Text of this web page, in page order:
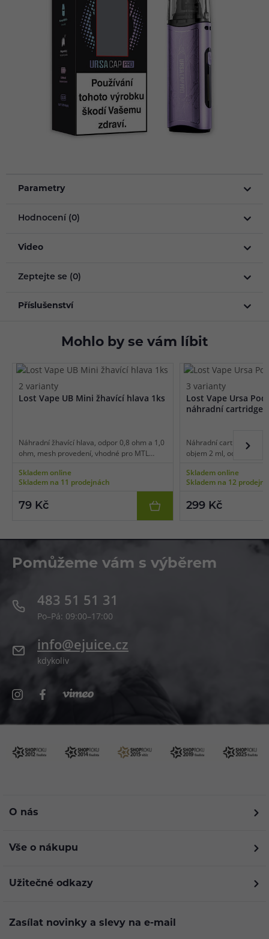
Parametry
Hodnocení (0)
Video
Zeptejte se (0)
Příslušenství
Mohlo by se vám líbit
2 varianty
Lost Vape UB Mini žhavící hlava 1ks
Náhradní žhavící hlava, odpor 0,8 ohm a 1,0
ohm, mesh provedení, vhodné pro MTL
Skladem online
Skladem na 11 prodejnách
79 Kč
3 varianty
Lost Vape Ursa Pod
náhradní cartridge
Náhradní cartridge s
objem 2 ml, odpor 0,6
části, vhodné pro MTL/
balení.
Skladem online
Skladem na 12
299 Kč
Pomůžeme vám s výběrem
483 51 51 31
Po–Pá: 09:00–17:00
info@ejuice.cz
kdykoliv
O nás
Vše o nákupu
Užitečné odkazy
Zasílat novinky a slevy na e-mail